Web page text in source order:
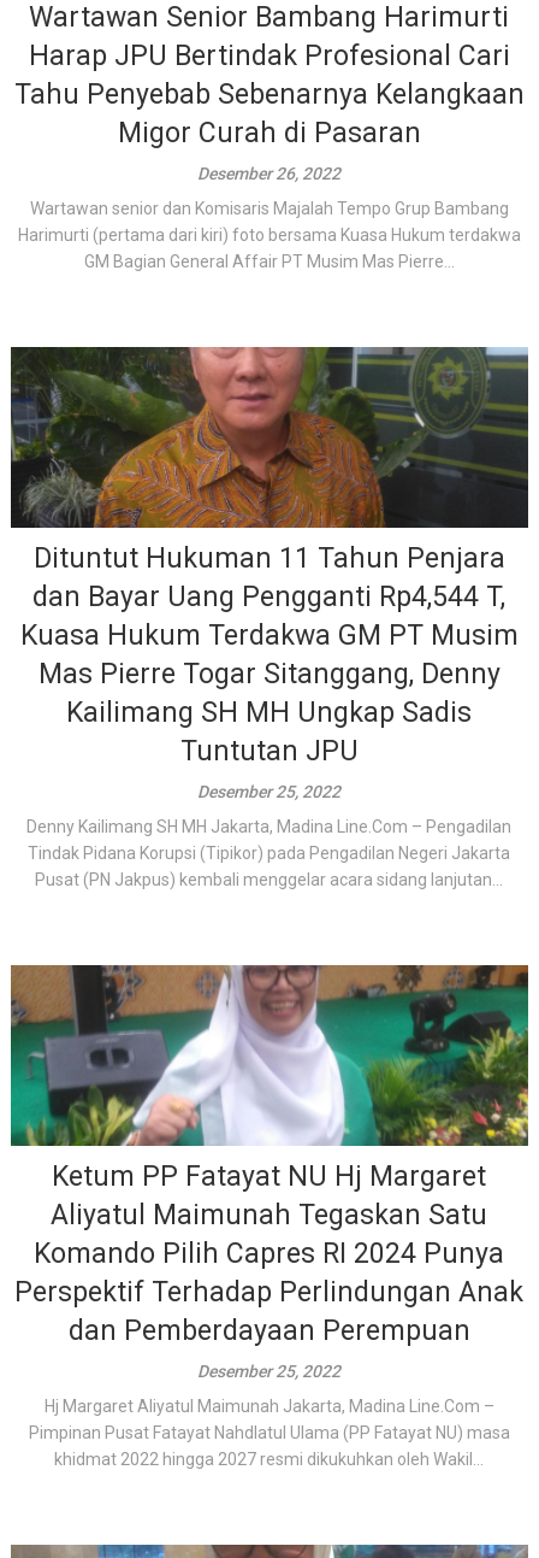
Wartawan Senior Bambang Harimurti
Harap JPU Bertindak Profesional Cari
Tahu Penyebab Sebenarnya Kelangkaan
Migor Curah di Pasaran
Desember 26, 2022
Wartawan senior dan Komisaris Majalah Tempo Grup Bambang
Harimurti (pertama dari kiri) foto bersama Kuasa Hukum terdakwa
GM Bagian General Affair PT Musim Mas Pierre...
Dituntut Hukuman 11 Tahun Penjara
dan Bayar Uang Pengganti Rp4,544 T,
Kuasa Hukum Terdakwa GM PT Musim
Mas Pierre Togar Sitanggang, Denny
Kailimang SH MH Ungkap Sadis
Tuntutan JPU
Desember 25, 2022
Denny Kailimang SH MH Jakarta, Madina Line.Com – Pengadilan
Tindak Pidana Korupsi (Tipikor) pada Pengadilan Negeri Jakarta
Pusat (PN Jakpus) kembali menggelar acara sidang lanjutan...
Ketum PP Fatayat NU Hj Margaret
Aliyatul Maimunah Tegaskan Satu
Komando Pilih Capres RI 2024 Punya
Perspektif Terhadap Perlindungan Anak
dan Pemberdayaan Perempuan
Desember 25, 2022
Hj Margaret Aliyatul Maimunah Jakarta, Madina Line.Com –
Pimpinan Pusat Fatayat Nahdlatul Ulama (PP Fatayat NU) masa
khidmat 2022 hingga 2027 resmi dikukuhkan oleh Wakil...